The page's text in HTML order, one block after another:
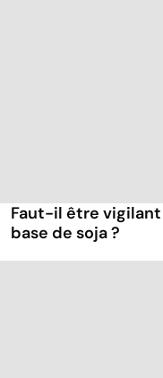
Faut-il être vigilant
base de soja ?